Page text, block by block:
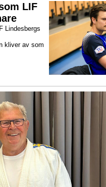
LIF
Lindesbergs
kliver av som